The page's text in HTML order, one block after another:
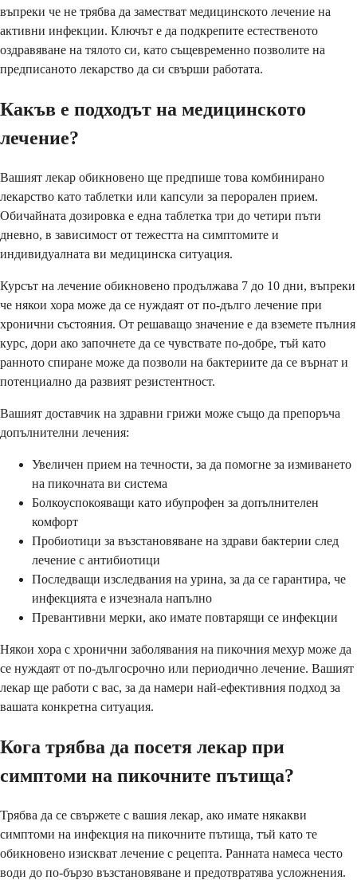
въпреки че не трябва да заместват медицинското лечение на
активни инфекции. Ключът е да подкрепите естественото
оздравяване на тялото си, като същевременно позволите на
предписаното лекарство да си свърши работата.
Какъв е подходът на медицинското
лечение?
Вашият лекар обикновено ще предпише това комбинирано
лекарство като таблетки или капсули за перорален прием.
Обичайната дозировка е една таблетка три до четири пъти
дневно, в зависимост от тежестта на симптомите и
индивидуалната ви медицинска ситуация.
Курсът на лечение обикновено продължава 7 до 10 дни, въпреки
че някои хора може да се нуждаят от по-дълго лечение при
хронични състояния. От решаващо значение е да вземете пълния
курс, дори ако започнете да се чувствате по-добре, тъй като
ранното спиране може да позволи на бактериите да се върнат и
потенциално да развият резистентност.
Вашият доставчик на здравни грижи може също да препоръча
допълнителни лечения:
Увеличен прием на течности, за да помогне за измиването
на пикочната ви система
Болкоуспокояващи като ибупрофен за допълнителен
комфорт
Пробиотици за възстановяване на здрави бактерии след
лечение с антибиотици
Последващи изследвания на урина, за да се гарантира, че
инфекцията е изчезнала напълно
Превантивни мерки, ако имате повтарящи се инфекции
Някои хора с хронични заболявания на пикочния мехур може да
се нуждаят от по-дългосрочно или периодично лечение. Вашият
лекар ще работи с вас, за да намери най-ефективния подход за
вашата конкретна ситуация.
Кога трябва да посетя лекар при
симптоми на пикочните пътища?
Трябва да се свържете с вашия лекар, ако имате някакви
симптоми на инфекция на пикочните пътища, тъй като те
обикновено изискват лечение с рецепта. Ранната намеса често
води до по-бързо възстановяване и предотвратява усложнения.